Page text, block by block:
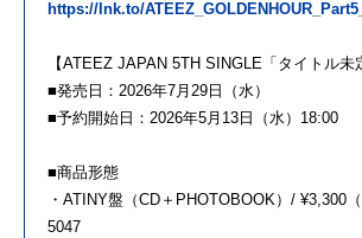
https://lnk.to/
【ATEEZ JAPAN 5TH SINGLE「タイトル未
■発売日：2026年7月29日（水）
■予約開始日：2026年5月13日（水）18:00
■商品形態
・ATINY盤（CD＋PHOTOBOOK）/ ¥3,300
5047